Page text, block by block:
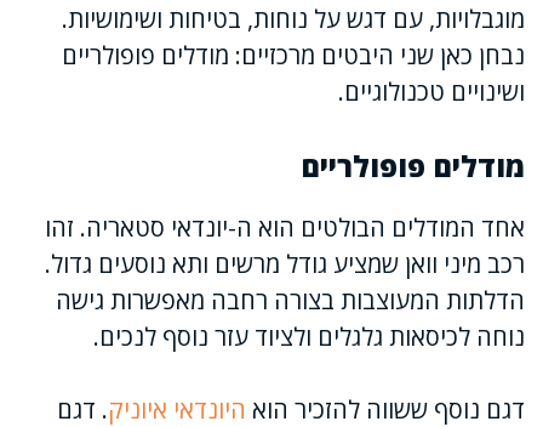
מוגבלויות, עם דגש על נוחות, בטיחות ושימושיות.
נבחן כאן שני היבטים מרכזיים: מודלים פופולריים
ושינויים טכנולוגיים.
מודלים פופולריים
אחד המודלים הבולטים הוא ה-יונדאי סטאריה. זהו
רכב מיני וואן שמציע גודל מרשים ותא נוסעים גדול.
הדלתות המעוצבות בצורה רחבה מאפשרות גישה
נוחה לכיסאות גלגלים ולציוד עזר נוסף לנכים.
דגם נוסף ששווה להזכיר הוא היונדאי איוניק. דגם